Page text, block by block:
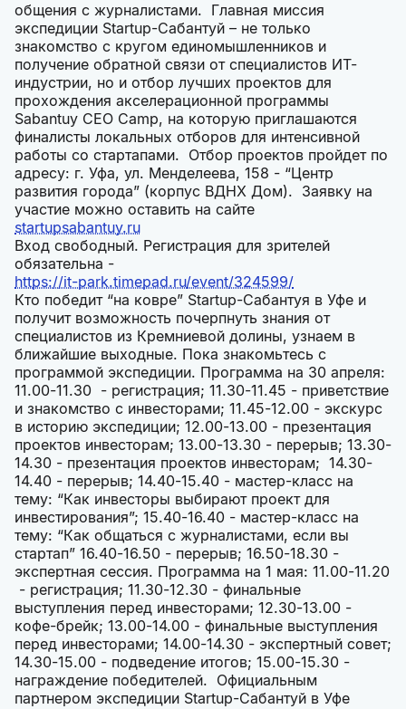
общения с журналистами. Главная миссия
экспедиции Startup-Сабантуй – не только
знакомство с кругом единомышленников и
получение обратной связи от специалистов ИТ-
индустрии, но и отбор лучших проектов для
прохождения акселерационной программы
Sabantuy CEO Camp, на которую приглашаются
финалисты локальных отборов для интенсивной
работы со стартапами. Отбор проектов пройдет по
адресу: г. Уфа, ул. Менделеева, 158 - “Центр
развития города” (корпус ВДНХ Дом). Заявку на
участие можно оставить на сайте
startupsabantuy.ru
Вход свободный. Регистрация для зрителей
обязательна -
https://it-park.timepad.ru/event/324599/
Кто победит “на ковре” Startup-Сабантуя в Уфе и
получит возможность почерпнуть знания от
специалистов из Кремниевой долины, узнаем в
ближайшие выходные. Пока знакомьтесь с
программой экспедиции. Программа на 30 апреля:
11.00-11.30 - регистрация; 11.30-11.45 - приветствие
и знакомство с инвесторами; 11.45-12.00 - экскурс
в историю экспедиции; 12.00-13.00 - презентация
проектов инвесторам; 13.00-13.30 - перерыв; 13.30-
14.30 - презентация проектов инвесторам; 14.30-
14.40 - перерыв; 14.40-15.40 - мастер-класс на
тему: “Как инвесторы выбирают проект для
инвестирования”; 15.40-16.40 - мастер-класс на
тему: “Как общаться с журналистами, если вы
стартап” 16.40-16.50 - перерыв; 16.50-18.30 -
экспертная сессия. Программа на 1 мая: 11.00-11.20
- регистрация; 11.30-12.30 - финальные
выступления перед инвесторами; 12.30-13.00 -
кофе-брейк; 13.00-14.00 - финальные выступления
перед инвесторами; 14.00-14.30 - экспертный совет;
14.30-15.00 - подведение итогов; 15.00-15.30 -
награждение победителей. Официальным
партнером экспедиции Startup-Сабантуй в Уфе